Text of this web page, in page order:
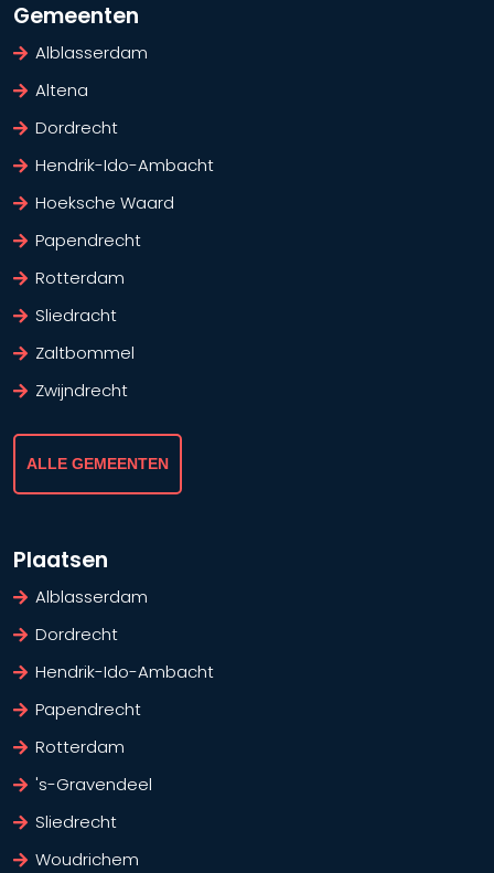
Gemeenten
Alblasserdam
Altena
Dordrecht
Hendrik-Ido-Ambacht
Hoeksche Waard
Papendrecht
Rotterdam
Sliedracht
Zaltbommel
Zwijndrecht
ALLE GEMEENTEN
Plaatsen
Alblasserdam
Dordrecht
Hendrik-Ido-Ambacht
Papendrecht
Rotterdam
's-Gravendeel
Sliedrecht
Woudrichem